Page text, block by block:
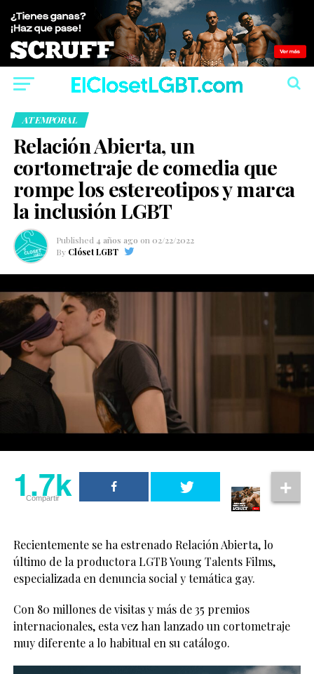
ATEMPORAL
Relación Abierta, un
cortometraje de comedia que
rompe los estereotipos y marca
la inclusión LGBT
Published 4 años ago on 02/22/2022
By Clóset LGBT
1.7k
Compartir
Recientemente se ha estrenado Relación Abierta, lo
último de la productora LGTB Young Talents Films,
especializada en denuncia social y temática gay.
Con 80 millones de visitas y más de 35 premios
internacionales, esta vez han lanzado un cortometraje
muy diferente a lo habitual en su catálogo.